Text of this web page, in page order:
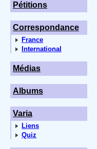
Pétitions
Correspondance
France
International
Médias
Albums
Varia
Liens
Quiz